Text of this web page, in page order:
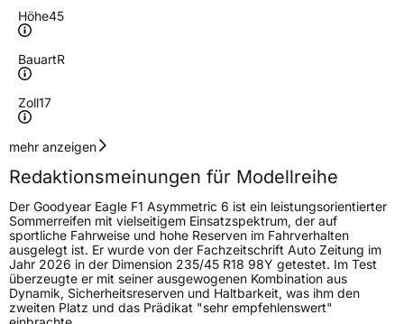
Höhe45
BauartR
Zoll17
Geschwindigkeitsindex
Höchstgeschwindigkeit
270 km/h
Lastindex94
Höchstlast670 kg
Generelle Merkmale
mehr anzeigen
Redaktionsmeinungen für Modellreihe
Der Goodyear Eagle F1 Asymmetric 6 ist ein leistungsorientierter
Sommerreifen mit vielseitigem Einsatzspektrum, der auf
sportliche Fahrweise und hohe Reserven im Fahrverhalten
ausgelegt ist. Er wurde von der Fachzeitschrift Auto Zeitung im
Jahr 2026 in der Dimension 235/45 R18 98Y getestet. Im Test
überzeugte er mit seiner ausgewogenen Kombination aus
Dynamik, Sicherheitsreserven und Haltbarkeit, was ihm den
zweiten Platz und das Prädikat "sehr empfehlenswert"